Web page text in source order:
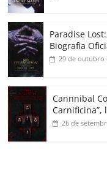
Paradise
Biografia
29 de outubro
Cannnibal
Carnificina”,
26 de